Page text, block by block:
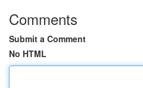
Comments
Submit a Comment
No HTML